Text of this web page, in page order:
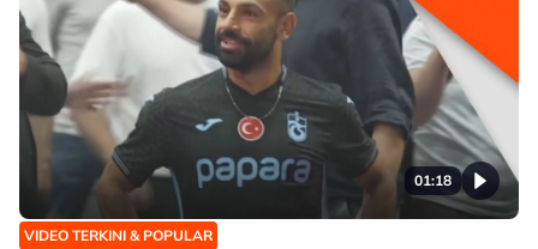
01:18
VIDEO TERKINI & POPULAR